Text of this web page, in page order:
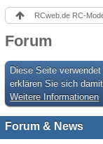
RCweb.de RC-
Forum
Diese Seite
erklären Sie sich
Weitere Informationen
Forum & News